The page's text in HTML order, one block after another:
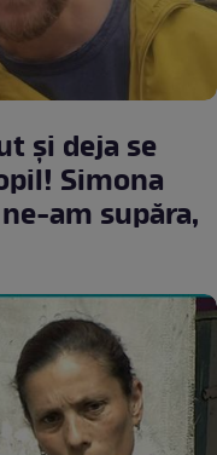
şi deja se
Simona
am supăra,